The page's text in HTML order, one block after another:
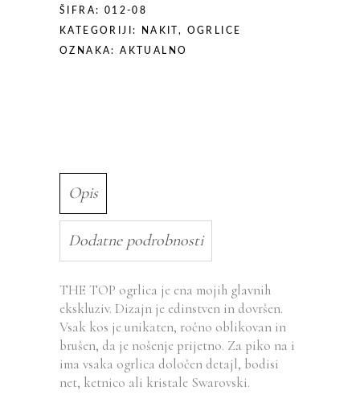
ŠIFRA: 012-08
KATEGORIJI: NAKIT , OGRLICE
OZNAKA:AKTUALNO
Opis
Dodatne podrobnosti
THE TOP ogrlica je ena mojih glavnih
ekskluziv. Dizajn je edinstven in dovršen.
Vsak kos je unikaten, ročno oblikovan in
brušen, da je nošenje prijetno. Za piko na i
ima vsaka ogrlica določen detajl, bodisi
net, ketnico ali kristale Swarovski.